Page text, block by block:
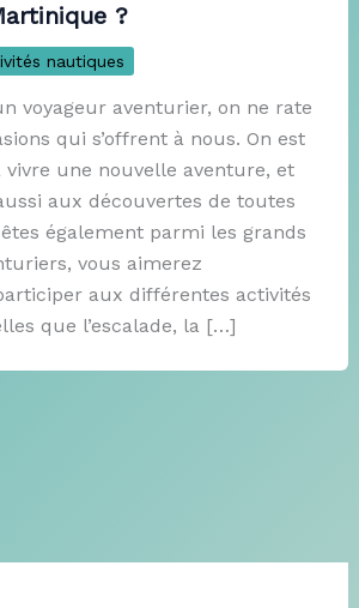
?
nautiques
voyageur aventurier, on ne rate
qui s’offrent à nous. On est
une nouvelle aventure, et
aux découvertes de toutes
également parmi les grands
vous aimerez
aux différentes activités
que l’escalade, la […]